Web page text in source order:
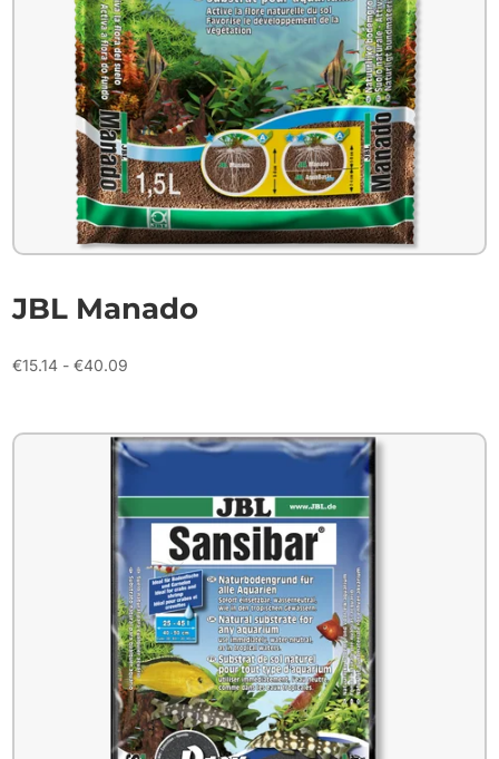
JBL Manado
€15.14 - €40.09
€40.09